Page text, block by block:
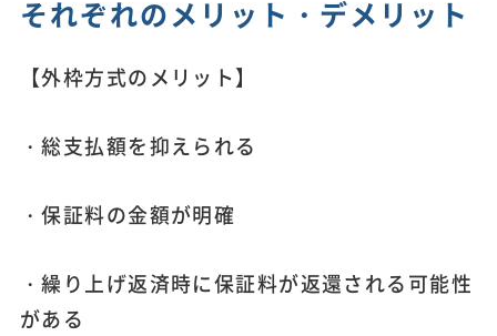
それぞれのメリット・デメリット
【外枠方式のメリット】
・総支払額を抑えられる
・保証料の金額が明確
・繰り上げ返済時に保証料が返還される可能性
がある